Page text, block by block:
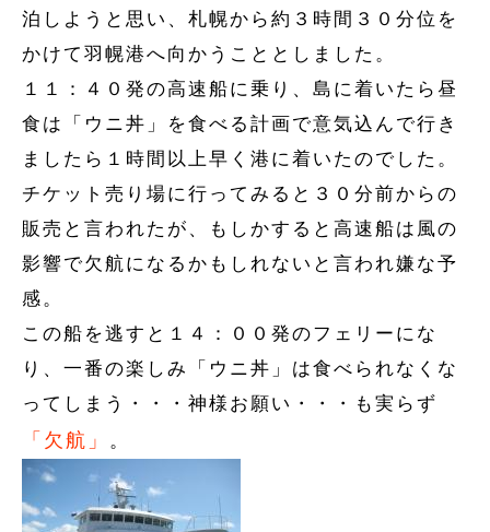
泊しようと思い、札幌から約３時間３０分位を
かけて羽幌港へ向かうこととしました。
１１：４０発の高速船に乗り、島に着いたら昼
食は「ウニ丼」を食べる計画で意気込んで行き
ましたら１時間以上早く港に着いたのでした。
チケット売り場に行ってみると３０分前からの
販売と言われたが、もしかすると高速船は風の
影響で欠航になるかもしれないと言われ嫌な予
感。
この船を逃すと１４：００発のフェリーにな
り、一番の楽しみ「ウニ丼」は食べられなくな
ってしまう・・・神様お願い・・・も実らず
「欠航」 。